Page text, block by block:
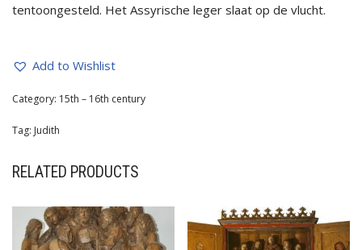
tentoongesteld. Het Assyrische leger slaat op de vlucht.
Add to Wishlist
Category: 15th – 16th century
Tag: Judith
RELATED PRODUCTS